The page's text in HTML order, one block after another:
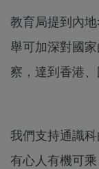
教育局提到內
舉可加深對國
察，達到香港、
我們支持通識
有心人有機可